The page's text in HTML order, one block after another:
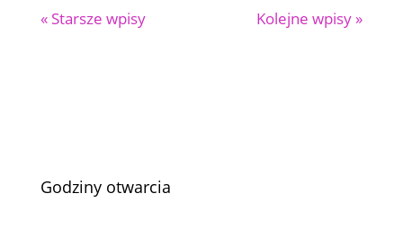
« Starsze wpisy Kolejne wpisy »
Godziny otwarcia